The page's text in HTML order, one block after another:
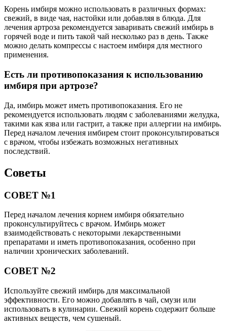
Корень имбиря можно использовать в различных формах:
свежий, в виде чая, настойки или добавляя в блюда. Для
лечения артроза рекомендуется заваривать свежий имбирь в
горячей воде и пить такой чай несколько раз в день. Также
можно делать компрессы с настоем имбиря для местного
применения.
Есть ли противопоказания к использованию
имбиря при артрозе?
Да, имбирь может иметь противопоказания. Его не
рекомендуется использовать людям с заболеваниями желудка,
такими как язва или гастрит, а также при аллергии на имбирь.
Перед началом лечения имбирем стоит проконсультироваться
с врачом, чтобы избежать возможных негативных
последствий.
Советы
СОВЕТ №1
Перед началом лечения корнем имбиря обязательно
проконсультируйтесь с врачом. Имбирь может
взаимодействовать с некоторыми лекарственными
препаратами и иметь противопоказания, особенно при
наличии хронических заболеваний.
СОВЕТ №2
Используйте свежий имбирь для максимальной
эффективности. Его можно добавлять в чай, смузи или
использовать в кулинарии. Свежий корень содержит больше
активных веществ, чем сушеный.